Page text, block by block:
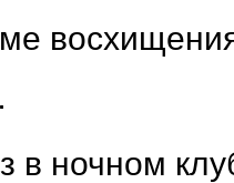
в ночном